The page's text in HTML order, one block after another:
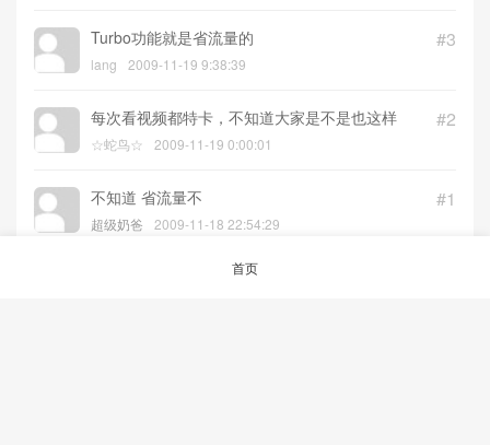
#3
Turbo功能就是省流量的
lang 2009-11-19 9:38:39
#2
每次看视频都特卡，不知道大家是不是也这样
☆蛇鸟☆ 2009-11-19 0:00:01
#1
不知道 省流量不
超级奶爸 2009-11-18 22:54:29
首页